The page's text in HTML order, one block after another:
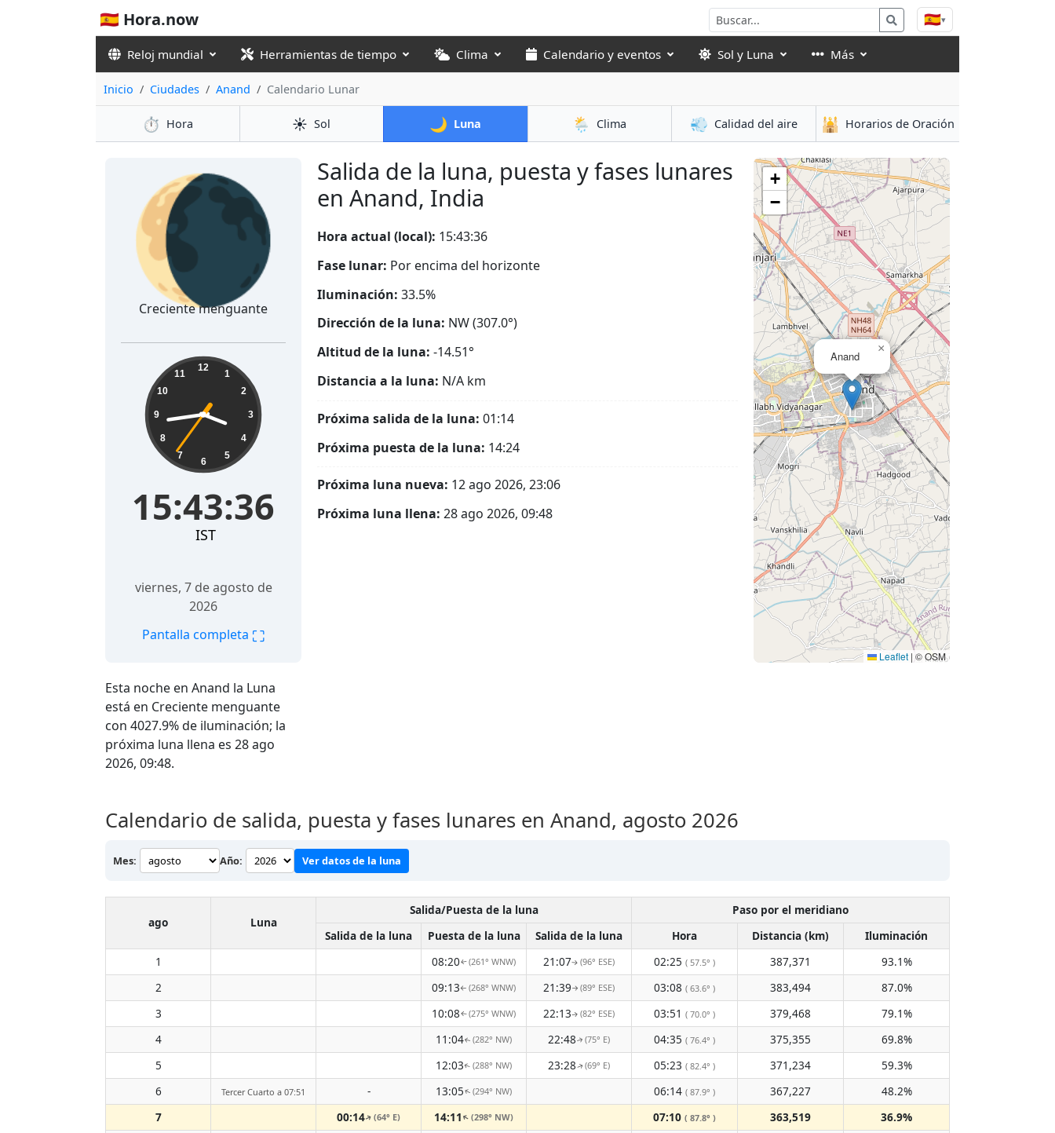
🇪🇸 Hora.now 🇪🇸▾
Reloj mundial Herramientas de tiempo Clima Calendario y eventos Sol y Luna Más
Inicio Ciudades Anand Calendario Lunar
⏱️ Hora ☀️ Sol 🌙 Luna 🌦️ Clima 💨 Calidad del aire 🕌 Horarios de Oración
Salida de la luna, puesta y fases lunares
en Anand, India
Esta noche en Anand la Luna
está en Creciente menguante
con 4027.9% de iluminación; la
próxima luna llena es 28 ago
2026, 09:48.
🌘
Creciente menguante
15:43:37 12
1
2
3
4
5
6
7
8
9
10
11
15:43:37
IST
viernes, 7 de agosto de
2026
Pantalla completa ⛶
Hora actual (local): 15:43:37
Fase lunar: Por encima del horizonte
Iluminación: 33.5%
Dirección de la luna: NW (307.0°)
Altitud de la luna: -14.51°
Distancia a la luna: N/A km
Próxima salida de la luna: 01:14
Próxima puesta de la luna: 14:24
Próxima luna nueva: 12 ago 2026, 23:06
Próxima luna llena: 28 ago 2026, 09:48
Anand
×
+
−
Leaflet | © OSM
Calendario de salida, puesta y fases lunares en Anand, agosto 2026
Mes: Año: Ver datos de la luna
ago Luna
Salida/Puesta de la luna
Paso por el meridiano
Salida de la luna
Puesta de la luna Salida de la luna Hora Distancia (km)
Iluminación
1
08:20↑(261° WNW) 21:07↑(96° ESE) 02:25 ( 57.5° ) 387,371
93.1%
2
09:13↑(268° WNW) 21:39↑(89° ESE) 03:08 ( 63.6° ) 383,494
87.0%
3
10:08↑(275° WNW) 22:13↑(82° ESE) 03:51 ( 70.0° ) 379,468
79.1%
4
11:04↑(282° NW) 22:48↑(75° E) 04:35 ( 76.4° ) 375,355
69.8%
5
12:03↑(288° NW) 23:28↑(69° E) 05:23 ( 82.4° ) 371,234
59.3%
6
Tercer Cuarto a 07:51 - 13:05↑(294° NW) 06:14 ( 87.9° ) 367,227
48.2%
7
00:14↑(64° E) 14:11 ↑(298° NW) 07:10 ( 87.8° ) 363,519
36.9%